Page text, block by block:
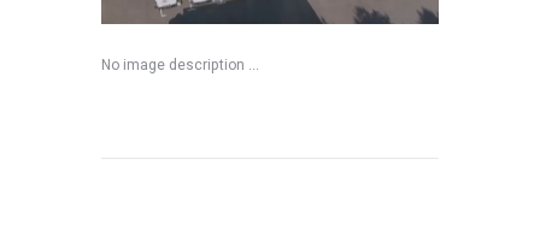
No image description ...